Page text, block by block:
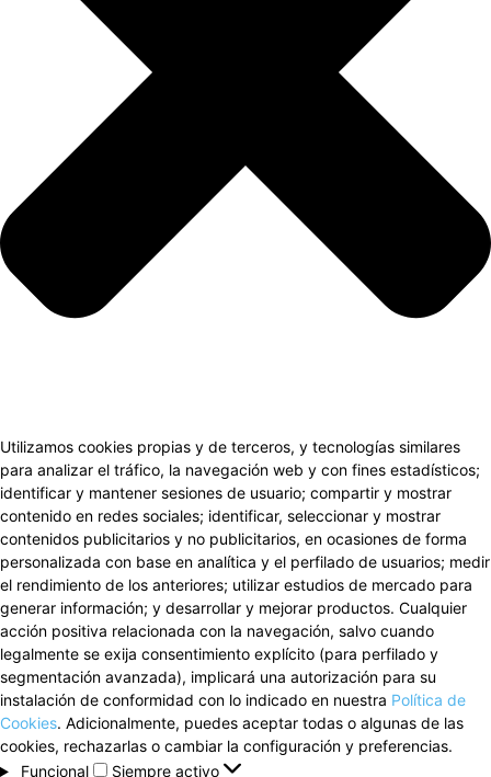
Utilizamos cookies propias y de terceros, y tecnologías similares
para analizar el tráfico, la navegación web y con fines estadísticos;
identificar y mantener sesiones de usuario; compartir y mostrar
contenido en redes sociales; identificar, seleccionar y mostrar
contenidos publicitarios y no publicitarios, en ocasiones de forma
personalizada con base en analítica y el perfilado de usuarios; medir
el rendimiento de los anteriores; utilizar estudios de mercado para
generar información; y desarrollar y mejorar productos. Cualquier
acción positiva relacionada con la navegación, salvo cuando
legalmente se exija consentimiento explícito (para perfilado y
segmentación avanzada), implicará una autorización para su
instalación de conformidad con lo indicado en nuestra Política de
Cookies. Adicionalmente, puedes aceptar todas o algunas de las
cookies, rechazarlas o cambiar la configuración y preferencias.
Funcional
Funcional
Siempre activo